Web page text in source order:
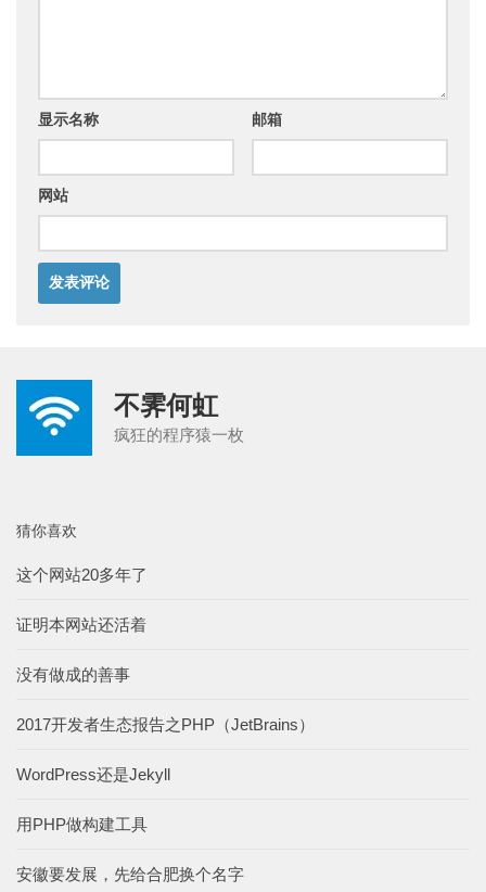
显示名称 邮箱
网站
不霁何虹
疯狂的程序猿一枚
猜你喜欢
这个网站20多年了
证明本网站还活着
没有做成的善事
2017开发者生态报告之PHP（JetBrains）
WordPress还是Jekyll
用PHP做构建工具
安徽要发展，先给合肥换个名字